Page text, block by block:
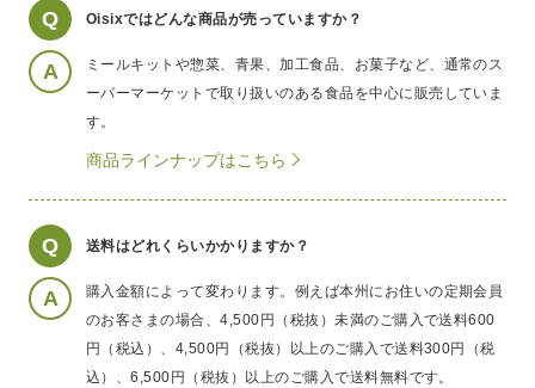
Q Oisixではどんな商品が売っていますか？
A
ミールキットや惣菜、青果、加工食品、お菓子など、通常のス
ーパーマーケットで取り扱いのある食品を中心に販売していま
す。
商品ラインナップはこちら
Q 送料はどれくらいかかりますか？
A
購入金額によって変わります。例えば本州にお住いの定期会員
のお客さまの場合、4,500円（税抜）未満のご購入で送料600
円（税込）、4,500円（税抜）以上のご購入で送料300円（税
込）、6,500円（税抜）以上のご購入で送料無料です。